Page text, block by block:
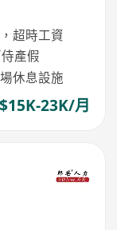
超時工資
產假
休息設施
$15K-23K/月